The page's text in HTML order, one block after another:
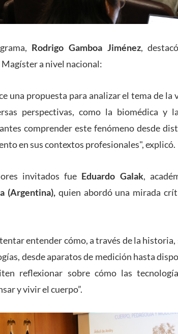
Rodrigo Gamboa Jiménez,
a nivel nacional:
una propuesta para analizar el tema de la
perspectivas, como la biomédica y
comprender este fenómeno desde
en sus contextos profesionales", explicó.
invitados fue Eduardo Galak,
(Argentina),quien abordó una mirada
entender cómo, a través de la
desde aparatos de medición hasta
reflexionar sobre cómo las
y vivir el cuerpo”.